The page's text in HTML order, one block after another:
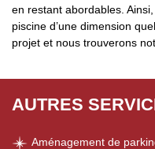
en restant abordables.
piscine d’une dimension
projet et nous trouverons
AUTRES
Aménagement de